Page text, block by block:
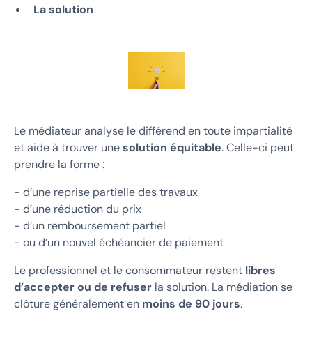
La solution
Le médiateur analyse le différend en toute impartialité
et aide à trouver unesolution équitable. Celle-ci peut
prendre la forme :
- d’une reprise partielle des travaux
- d’une réduction du prix
- d’un remboursement partiel
- ou d’un nouvel échéancier de paiement
Le professionnel et le consommateur restent libres
d’accepter ou de refuser la solution. La médiation se
clôture généralement en moins de 90 jours.